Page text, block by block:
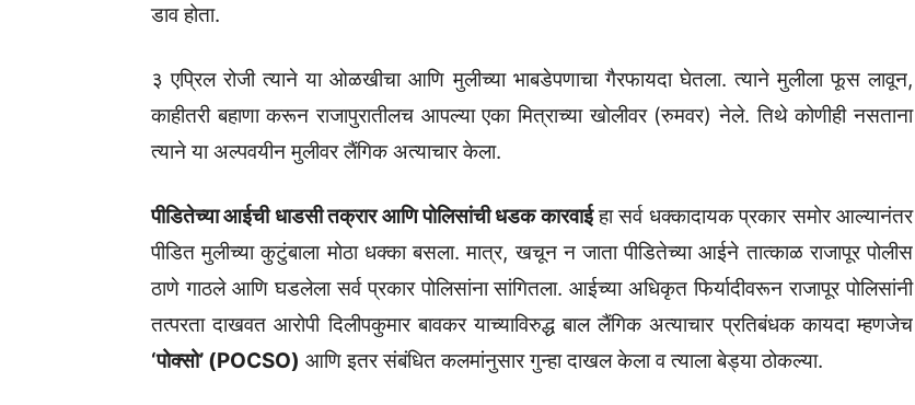
डाव होता.
३ एप्रिल रोजी त्याने या ओळखीचा आणि मुलीच्या भाबडेपणाचा गैरफायदा घेतला. त्याने मुलीला फूस लावून,
काहीतरी बहाणा करून राजापुरातीलच आपल्या एका मित्राच्या खोलीवर (रुमवर) नेले. तिथे कोणीही नसताना
त्याने या अल्पवयीन मुलीवर लैंगिक अत्याचार केला.
पीडितेच्या आईची धाडसी तक्रार आणि पोलिसांची धडक कारवाईहा सर्व धक्कादायक प्रकार समोर आल्यानंतर
पीडित मुलीच्या कुटुंबाला मोठा धक्का बसला. मात्र, खचून न जाता पीडितेच्या आईने तात्काळ राजापूर पोलीस
ठाणे गाठले आणि घडलेला सर्व प्रकार पोलिसांना सांगितला. आईच्या अधिकृत फिर्यादीवरून राजापूर पोलिसांनी
तत्परता दाखवत आरोपी दिलीपकुमार बावकर याच्याविरुद्ध बाल लैंगिक अत्याचार प्रतिबंधक कायदा म्हणजेच
‘पोक्सो’ (POCSO) आणि इतर संबंधित कलमांनुसार गुन्हा दाखल केला व त्याला बेड्या ठोकल्या.